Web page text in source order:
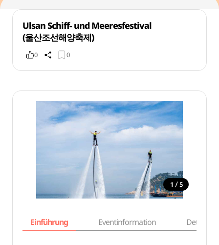
Ulsan Schiff- und Meeresfestival
(울산조선해양축제)
0 0
1 / 5
Einführung Eventinformation Details